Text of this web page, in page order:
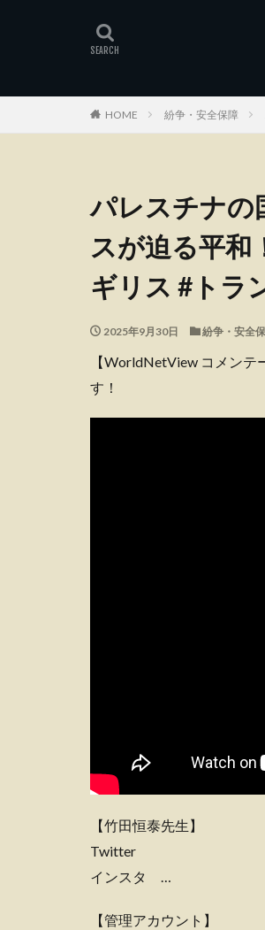
HOME 紛争・安全保障
パレスチナの
スが迫る平
ギリス #トラ
2025年9月30日 紛争・安全
【WorldNetView コメン
す！
【竹田恒泰先生】
Twitter
インスタ …
【管理アカウント】